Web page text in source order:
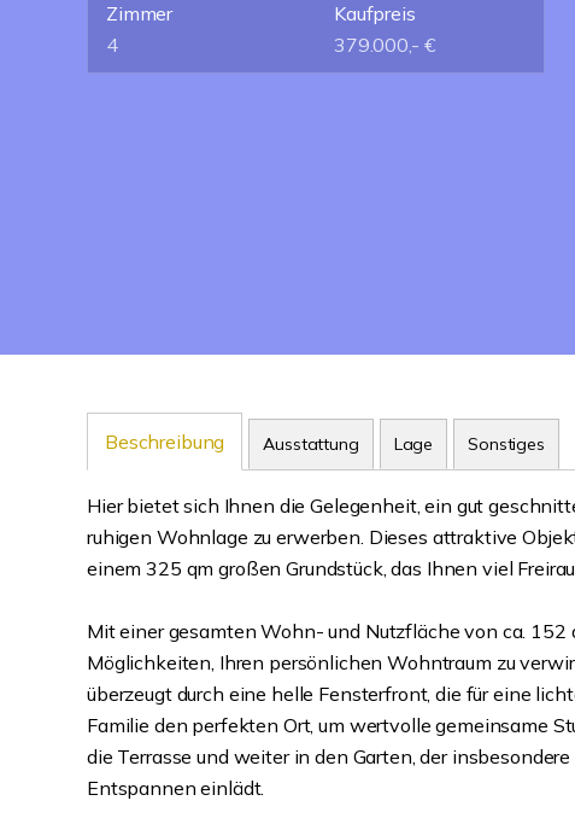
Zimmer
4
Kaufpreis
379.000,- €
Beschreibung Ausstattung Lage Sonstiges
Hier bietet sich Ihnen die Gelegenheit, ein gut
ruhigen Wohnlage zu erwerben. Dieses attraktive
einem 325 qm großen Grundstück, das Ihnen viel
Mit einer gesamten Wohn- und Nutzfläche von ca.
Möglichkeiten, Ihren persönlichen Wohntraum zu
überzeugt durch eine helle Fensterfront, die für eine
Familie den perfekten Ort, um wertvolle gemeinsame
die Terrasse und weiter in den Garten, der
Entspannen einlädt.